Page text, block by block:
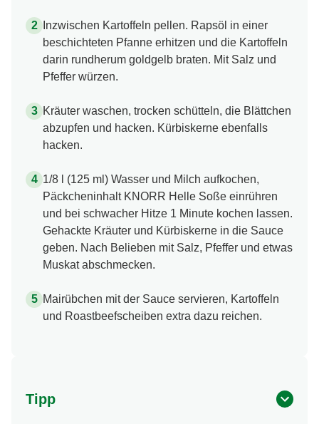
Inzwischen Kartoffeln pellen. Rapsöl in einer
beschichteten Pfanne erhitzen und die Kartoffeln
darin rundherum goldgelb braten. Mit Salz und
Pfeffer würzen.
Kräuter waschen, trocken schütteln, die Blättchen
abzupfen und hacken. Kürbiskerne ebenfalls
hacken.
1/8 l (125 ml) Wasser und Milch aufkochen,
Päckcheninhalt KNORR Helle Soße einrühren
und bei schwacher Hitze 1 Minute kochen lassen.
Gehackte Kräuter und Kürbiskerne in die Sauce
geben. Nach Belieben mit Salz, Pfeffer und etwas
Muskat abschmecken.
Mairübchen mit der Sauce servieren, Kartoffeln
und Roastbeefscheiben extra dazu reichen.
Tipp